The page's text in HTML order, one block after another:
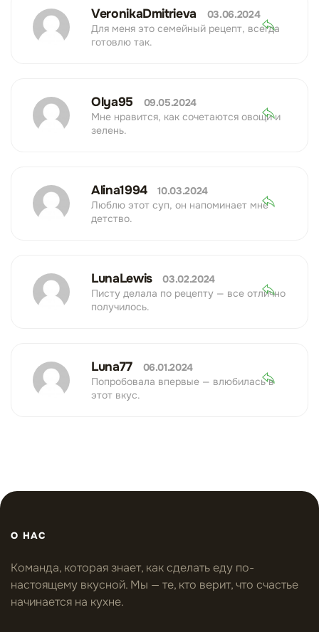
VeronikaDmitrieva
03.06.2024
Для меня это семейный рецепт, всегда
готовлю так.
Olya95
09.05.2024
Мне нравится, как сочетаются овощи и
зелень.
Alina1994
10.03.2024
Люблю этот суп, он напоминает мне
детство.
LunaLewis
03.02.2024
Писту делала по рецепту — все отлично
получилось.
Luna77
06.01.2024
Попробовала впервые — влюбилась в
этот вкус.
О НАС
Команда, которая знает, как сделать еду по-
настоящему вкусной. Мы — те, кто верит, что счастье
начинается на кухне.